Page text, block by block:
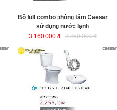
Bộ full combo phòng tắm Caesar
sử dụng nước lạnh
3.160.000 đ
3.850.000 đ